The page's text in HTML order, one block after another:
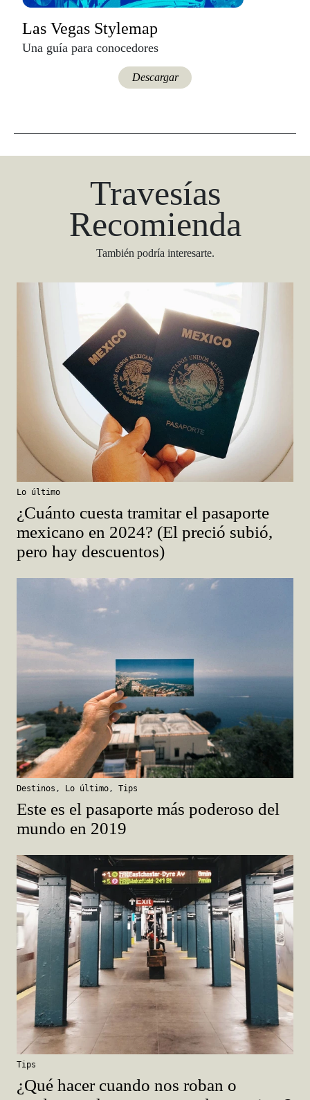
Las Vegas Stylemap
Una guía para conocedores
Descargar
Travesías
Recomienda
También podría interesarte.
Lo último
¿Cuánto cuesta tramitar el pasaporte
mexicano en 2024? (El preció subió,
pero hay descuentos)
Destinos , Lo último , Tips
Este es el pasaporte más poderoso del
mundo en 2019
Tips
¿Qué hacer cuando nos roban o